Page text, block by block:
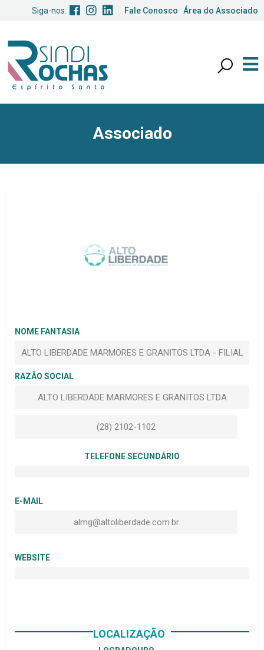
Siga-nos: Fale Conosco Área do Associado
Associado
NOME FANTASIA
ALTO LIBERDADE MARMORES E GRANITOS LTDA - FILIAL
RAZÃO SOCIAL
ALTO LIBERDADE MARMORES E GRANITOS LTDA
(28) 2102-1102
TELEFONE SECUNDÁRIO
E-MAIL
almg@altoliberdade.com.br
WEBSITE
LOCALIZAÇÃO